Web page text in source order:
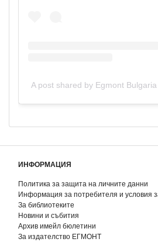
A post shared by Egmont
ИНФОРМАЦИЯ
Политика за защита на личните данни
Информация за потребителя и условия
За библиотеките
Новини и събития
Архив имейл бюлетини
За издателство ЕГМОНТ